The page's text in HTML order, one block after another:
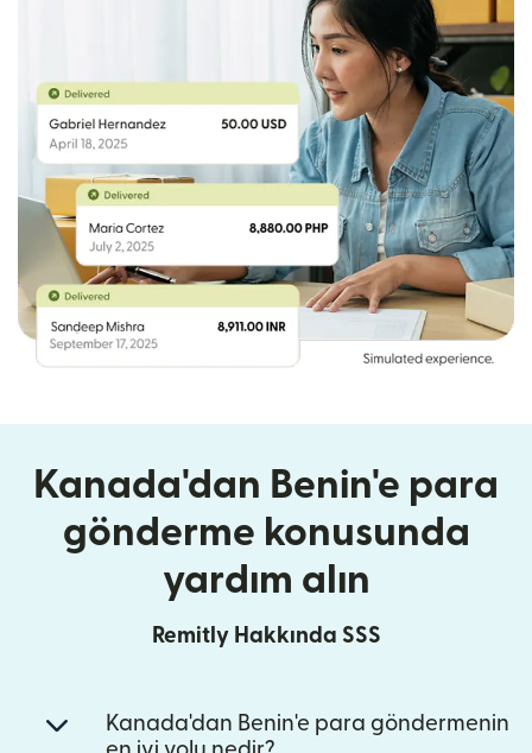
Kanada'dan Benin'e para
gönderme konusunda
yardım alın
Remitly Hakkında SSS
Kanada'dan Benin'e para göndermenin